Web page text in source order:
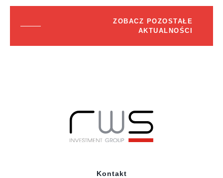
ZOBACZ POZOSTAŁE
AKTUALNOŚCI
Kontakt